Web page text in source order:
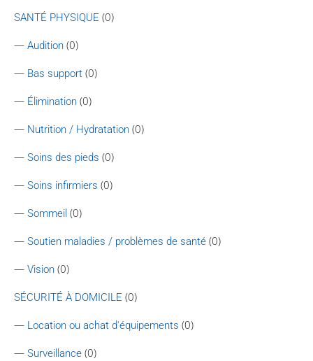
SANTÉ PHYSIQUE (0)
— Audition (0)
— Bas support (0)
— Élimination (0)
— Nutrition / Hydratation (0)
— Soins des pieds (0)
— Soins infirmiers (0)
— Sommeil (0)
— Soutien maladies / problèmes de santé (0)
— Vision (0)
SÉCURITÉ À DOMICILE (0)
— Location ou achat d'équipements (0)
— Surveillance (0)